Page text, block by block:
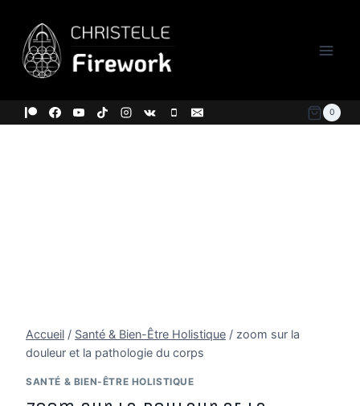
contenu
0
Accueil / Santé & Bien-Être Holistique / zoom sur la
douleur et la pathologie du corps
SANTÉ & BIEN-ÊTRE HOLISTIQUE